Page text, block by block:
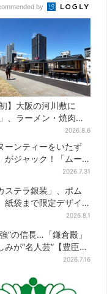
by
初】大阪の河川敷に
」、ラーメン・焼肉・
しゃぶ・カフェまで…
オープン
2026.8.6
ーンティーをいたず
がジャック！「ムー
2026.7.31
ステラ銀装」、ポム
袋まで限定デザイ
2026.8.1
”の信長…「鎌倉殿」
が“名人芸”【豊臣兄
2026.7.16